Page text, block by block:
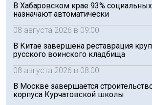
В Хабаровском крае 93%
назначают автоматически
08 августа 2026 в 09:00
В Китае завершена реставрация
русского воинского кладбища
08 августа 2026 в 08:00
В Москве завершается
корпуса Курчатовской школы